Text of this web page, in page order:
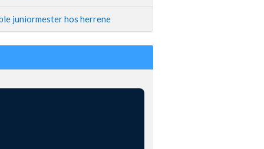
juniormester hos herrene